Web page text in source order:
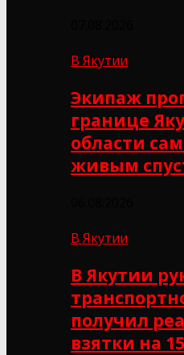
В Якутии
Экипаж
границе
области
живым
В Якутии
В Якутии
получил
взятки на